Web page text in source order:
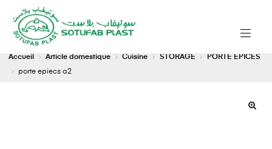
Accueil Article domestique Cuisine STORAGE
PORTE EPICES
porte epiecs a2